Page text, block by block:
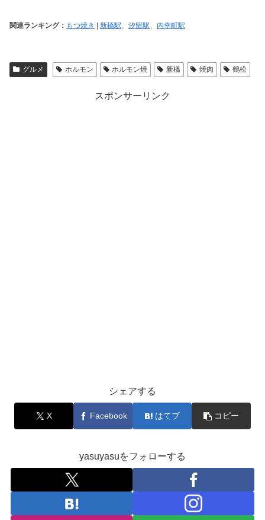
関連ランキング： もつ焼き 新橋駅、 汐留駅、 内幸町駅
グルメ ホルモン ホルモン焼 新橋 焼肉 鶴松
スポンサーリンク
シェアする
X Facebook はてブ コピー
yasuyasuをフォローする